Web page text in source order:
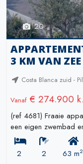
20
3 KM VAN ZEE
Costa Blanca zuid -
Vanaf € 274.900
(ref 4681) Fraaie
een eigen zwembad
2 2 63 m2